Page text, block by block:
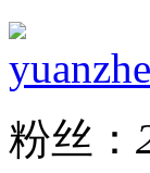
粉丝：